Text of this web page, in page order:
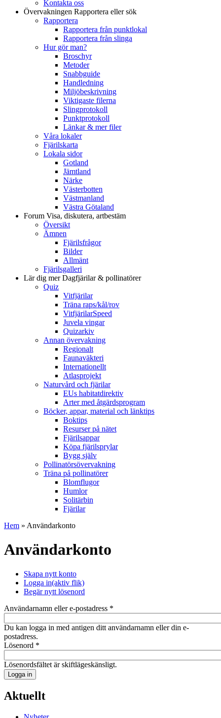
Kontakta oss
Övervakningen Rapportera eller sök
Rapportera
Rapportera från punktlokal
Rapportera från slinga
Hur gör man?
Broschyr
Metoder
Snabbguide
Handledning
Miljöbeskrivning
Viktigaste filerna
Slingprotokoll
Punktprotokoll
Länkar & mer filer
Våra lokaler
Fjärilskarta
Lokala sidor
Gotland
Jämtland
Närke
Västerbotten
Västmanland
Västra Götaland
Forum Visa, diskutera, artbestäm
Översikt
Ämnen
Fjärilsfrågor
Bilder
Allmänt
Fjärilsgalleri
Lär dig merDagfjärilar & pollinatörer
Quiz
Vitfjärilar
Träna raps/kål/rov
VitfjärilarSpeed
Juvela vingar
Quizarkiv
Annan övervakning
Regionalt
Faunaväkteri
Internationellt
Atlasprojekt
Naturvård och fjärilar
EUs habitatdirektiv
Arter med åtgärdsprogram
Böcker, appar, material och länktips
Boktips
Resurser på nätet
Fjärilsappar
Köpa fjärilsprylar
Bygg själv
Pollinatörsövervakning
Träna på pollinatörer
Blomflugor
Humlor
Solitärbin
Fjärilar
Hem » Användarkonto
Användarkonto
Skapa nytt konto
Logga in(aktiv flik)
Begär nytt lösenord
Användarnamn eller e-postadress *
Du kan logga in med antigen ditt användarnamn eller din e-
postadress.
Lösenord *
Lösenordsfältet är skiftlägeskänsligt.
Aktuellt